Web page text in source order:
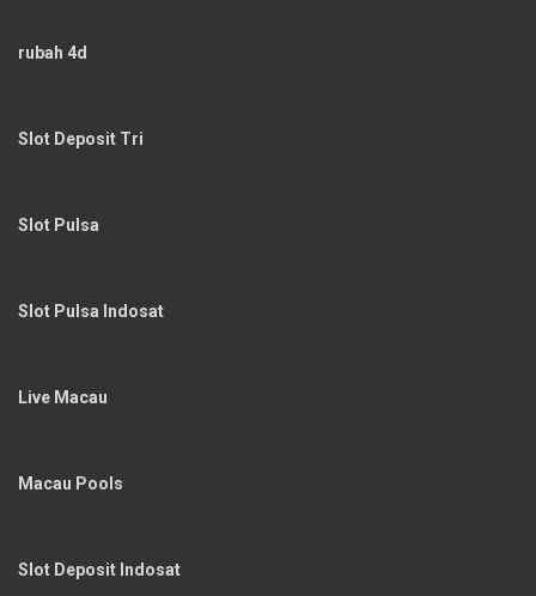
rubah 4d
Slot Deposit Tri
Slot Pulsa
Slot Pulsa Indosat
Live Macau
Macau Pools
Slot Deposit Indosat